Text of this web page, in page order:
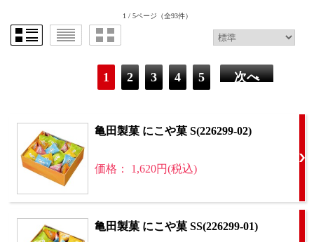
1 / 5ページ （全93件）
1 2 3 4 5 次へ
亀田製菓 にこや菓 S(226299-02)
価格： 1,620円(税込)
亀田製菓 にこや菓 SS(226299-01)